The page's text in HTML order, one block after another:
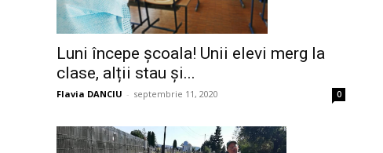
Luni începe școala! Unii elevi merg la
clase, alții stau și...
Flavia DANCIU - septembrie 11, 2020 0